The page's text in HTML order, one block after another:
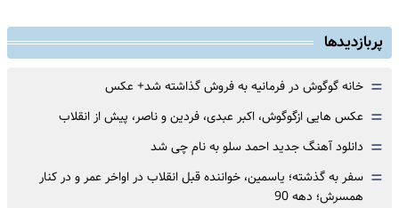
پربازدیدها
= خانه گوگوش در فرمانیه به فروش گذاشته شد+ عکس
= عکس هایی ازگوگوش، اکبر عبدی، فردین و ناصر، پیش از انقلاب
= دانلود آهنگ جدید احمد سلو به نام چی شد
= سفر به گذشته؛ یاسمین، خواننده قبل انقلاب در اواخر عمر و در کنار
همسرش؛ دهه 90